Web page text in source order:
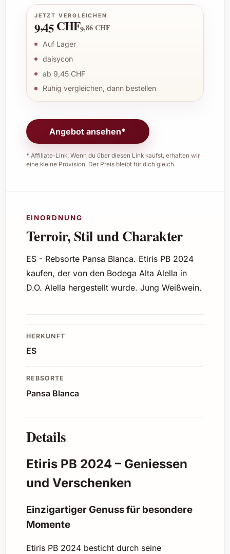
JETZT VERGLEICHEN
9,45 CHF9,86 CHF
Auf Lager
daisycon
ab 9,45 CHF
Ruhig vergleichen, dann bestellen
Angebot ansehen*
* Affiliate-Link: Wenn du über diesen Link kaufst, erhalten wir
eine kleine Provision. Der Preis bleibt für dich gleich.
EINORDNUNG
Terroir, Stil und Charakter
ES - Rebsorte Pansa Blanca. Etiris PB 2024
kaufen, der von den Bodega Alta Alella in
D.O. Alella hergestellt wurde. Jung Weißwein.
HERKUNFT
ES
REBSORTE
Pansa Blanca
Details
Etiris PB 2024 – Geniessen
und Verschenken
Einzigartiger Genuss für besondere
Momente
Etiris PB 2024 besticht durch seine